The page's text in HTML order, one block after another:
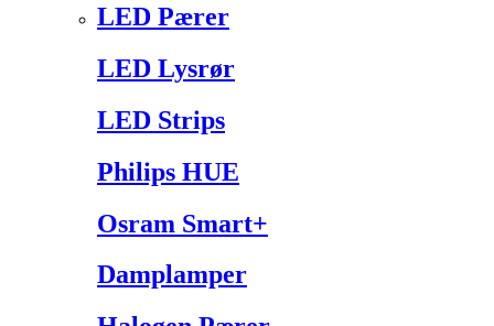
LED Pærer
LED Lysrør
LED Strips
Philips HUE
Osram Smart+
Damplamper